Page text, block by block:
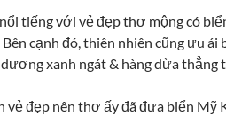
tiếng với vẻ đẹp thơ mộng có
Bên cạnh đó, thiên nhiên cũng ưu ái
xanh ngát & hàng dừa thẳng
vẻ đẹp nên thơ ấy đã đưa biển Mỹ